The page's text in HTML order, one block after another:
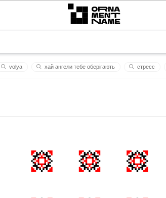
volya хай ангели тебе оберігають стресс